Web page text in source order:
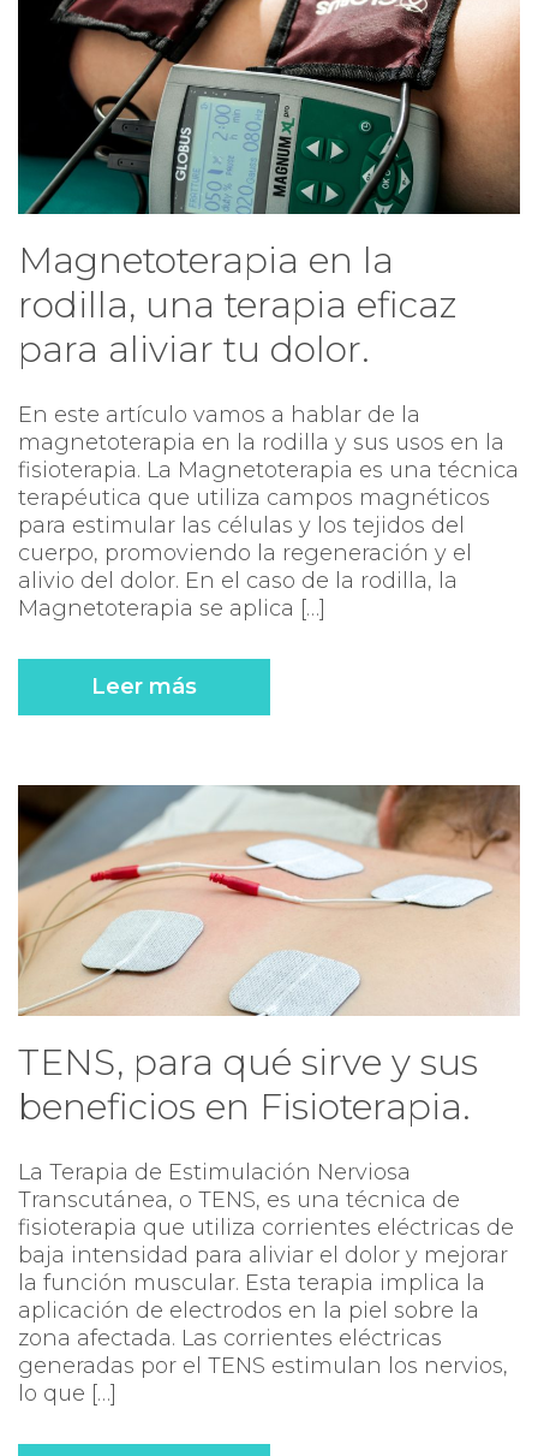
Magnetoterapia en la
rodilla, una terapia eficaz
para aliviar tu dolor.
En este artículo vamos a hablar de la
magnetoterapia en la rodilla y sus usos en la
fisioterapia. La Magnetoterapia es una técnica
terapéutica que utiliza campos magnéticos
para estimular las células y los tejidos del
cuerpo, promoviendo la regeneración y el
alivio del dolor. En el caso de la rodilla, la
Magnetoterapia se aplica […]
Leer más
TENS, para qué sirve y sus
beneficios en Fisioterapia.
La Terapia de Estimulación Nerviosa
Transcutánea, o TENS, es una técnica de
fisioterapia que utiliza corrientes eléctricas de
baja intensidad para aliviar el dolor y mejorar
la función muscular. Esta terapia implica la
aplicación de electrodos en la piel sobre la
zona afectada. Las corrientes eléctricas
generadas por el TENS estimulan los nervios,
lo que […]